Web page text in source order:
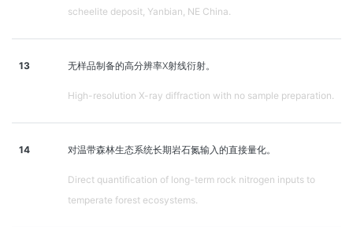
scheelite deposit, Yanbian, NE China.
13 无样品制备的高分辨率X射线衍射。
High-resolution X-ray diffraction with no sample preparation.
14 对温带森林生态系统长期岩石氮输入的直接量化。
Direct quantification of long-term rock nitrogen inputs to
temperate forest ecosystems.